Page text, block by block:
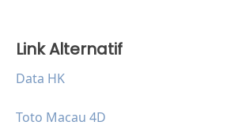
Link Alternatif
Data HK
Toto Macau 4D